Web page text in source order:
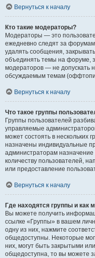
Вернуться к началу
Кто такие модераторы?
Модераторы — это
ежедневно следят за
удалять сообщения,
объединять темы на форуме,
модераторов — не допускать
обсуждаемым темам
Вернуться к началу
Что такое группы
Группы пользователей
управляемые
может состоять в нескольких
назначены индивидуальные
администраторам
количеству пользователей,
или предоставление
Вернуться к началу
Где находятся группы и как
Вы можете получить
ссылке «Группы» в вашем
одну из них, нажмите
общедоступны. Некоторые
них, могут быть закрытыми
общедоступна, то вы можете